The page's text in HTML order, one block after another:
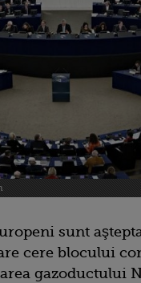
sunt
cere blocului
gazoductului